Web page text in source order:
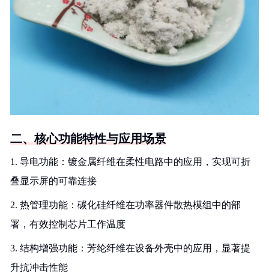
二、核心功能特性与应用场景
1. 导电功能：镀金属纤维在柔性电路中的应用，实现可折
叠显示屏的可靠连接
2. 热管理功能：碳化硅纤维在功率器件散热模组中的部
署，有效控制芯片工作温度
3. 结构增强功能：芳纶纤维在设备外壳中的应用，显著提
升抗冲击性能